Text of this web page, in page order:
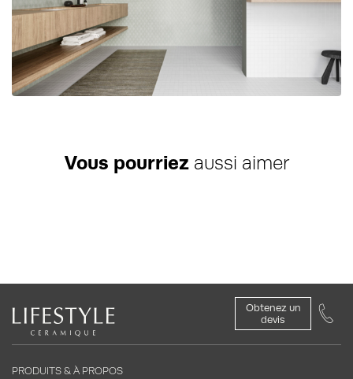
Vous pourriezaussi aimer
Obtenez un
devis
PRODUITS & À PROPOS